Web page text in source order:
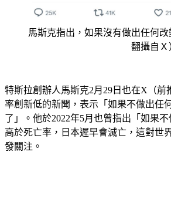
馬斯克指出，如果沒有做出任何
翻攝自Ｘ
特斯拉創辦人馬斯克2月29日也在X（前
率創新低的新聞，表示「如果不做出任
了」。他於2022年5月也曾指出「如果
高於死亡率，日本遲早會滅亡，這對世
發關注。